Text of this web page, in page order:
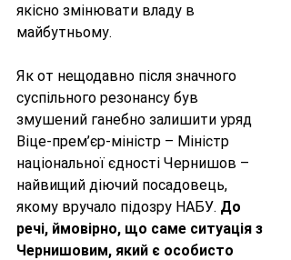
якісно змінювати владу в
майбутньому.
Як от нещодавно після значного
суспільного резонансу був
змушений ганебно залишити уряд
Віце-прем’єр-міністр – Міністр
національної єдності Чернишов –
найвищий діючий посадовець,
якому вручало підозру НАБУ. До
речі, ймовірно, що саме ситуація з
Чернишовим, який є особисто